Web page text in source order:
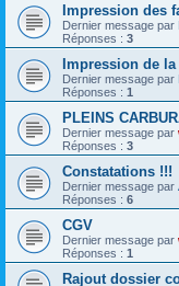
Impression des
Dernier message par
Réponses : 3
Impression de
Dernier message par
Réponses : 1
PLEINS
Dernier message par
Réponses : 3
Constatations !!!
Dernier message par
Réponses : 6
CGV
Dernier message par
Réponses : 1
Rajout dossier